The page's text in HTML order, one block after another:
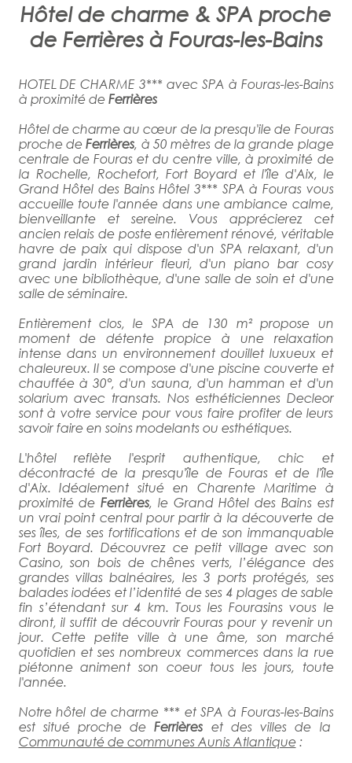
Hôtel de charme & SPA proche
de Ferrières à Fouras-les-Bains
HOTEL DE CHARME 3*** avec SPA à Fouras-les-Bains
à proximité de Ferrières
Hôtel de charme au cœur de la presqu'ile de Fouras
proche deFerrières, à 50 mètres de la grande plage
centrale de Fouras et du centre ville, à proximité de
la Rochelle, Rochefort, Fort Boyard et l'île d'Aix, le
Grand Hôtel des Bains Hôtel 3*** SPA à Fouras vous
accueille toute l'année dans une ambiance calme,
bienveillante et sereine. Vous apprécierez cet
ancien relais de poste entièrement rénové, véritable
havre de paix qui dispose d'un SPA relaxant, d'un
grand jardin intérieur fleuri, d'un piano bar cosy
avec une bibliothèque, d'une salle de soin et d'une
salle de séminaire.
Entièrement clos, le SPA de 130 m² propose un
moment de détente propice à une relaxation
intense dans un environnement douillet luxueux et
chaleureux. Il se compose d'une piscine couverte et
chauffée à 30°, d'un sauna, d'un hamman et d'un
solarium avec transats. Nos esthéticiennes Decleor
sont à votre service pour vous faire profiter de leurs
savoir faire en soins modelants ou esthétiques.
L'hôtel reflète l'esprit authentique, chic et
décontracté de la presqu'île de Fouras et de l'île
d'Aix. Idéalement situé en Charente Maritime à
proximité de Ferrières, le Grand Hôtel des Bains est
un vrai point central pour partir à la découverte de
ses îles, de ses fortifications et de son immanquable
Fort Boyard. Découvrez ce petit village avec son
Casino, son bois de chênes verts, l’élégance des
grandes villas balnéaires, les 3 ports protégés, ses
balades iodées et l’identité de ses 4 plages de sable
fin s’étendant sur 4 km. Tous les Fourasins vous le
diront, il suffit de découvrir Fouras pour y revenir un
jour. Cette petite ville à une âme, son marché
quotidien et ses nombreux commerces dans la rue
piétonne animent son coeur tous les jours, toute
l'année.
Notre hôtel de charme *** et SPA à Fouras-les-Bains
est situé proche deFerrières et des villes de la
Communauté de communes Aunis Atlantique: